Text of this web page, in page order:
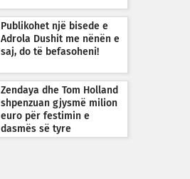
Publikohet një bisede e
Adrola Dushit me nënën e
saj, do të befasoheni!
Zendaya dhe Tom Holland
shpenzuan gjysmë milion
euro për festimin e
dasmës së tyre